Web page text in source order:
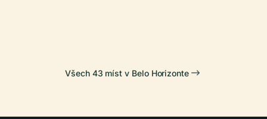
Všech 43 míst v Belo Horizonte